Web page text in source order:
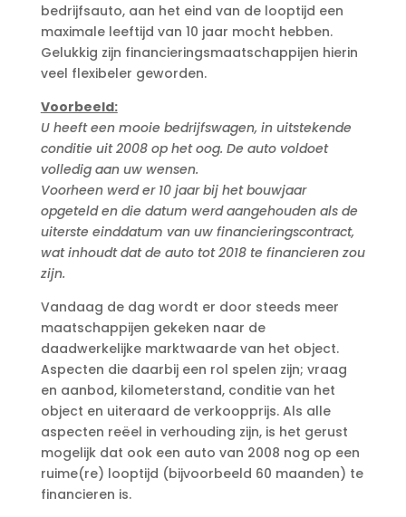
bedrijfsauto, aan het eind van de looptijd een
maximale leeftijd van 10 jaar mocht hebben.
Gelukkig zijn financieringsmaatschappijen hierin
veel flexibeler geworden.
Voorbeeld:
U heeft een mooie bedrijfswagen, in uitstekende
conditie uit 2008 op het oog. De auto voldoet
volledig aan uw wensen.
Voorheen werd er 10 jaar bij het bouwjaar
opgeteld en die datum werd aangehouden als de
uiterste einddatum van uw financieringscontract,
wat inhoudt dat de auto tot 2018 te financieren zou
zijn.
Vandaag de dag wordt er door steeds meer
maatschappijen gekeken naar de
daadwerkelijke marktwaarde van het object.
Aspecten die daarbij een rol spelen zijn; vraag
en aanbod, kilometerstand, conditie van het
object en uiteraard de verkoopprijs. Als alle
aspecten reëel in verhouding zijn, is het gerust
mogelijk dat ook een auto van 2008 nog op een
ruime(re) looptijd (bijvoorbeeld 60 maanden) te
financieren is.